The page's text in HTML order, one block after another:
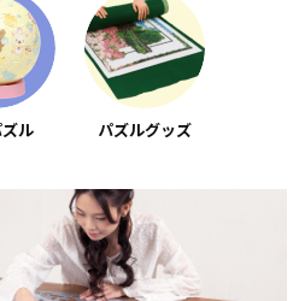
ル パズルグッズ